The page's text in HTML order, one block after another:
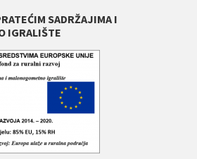
SADRŽAJIMA I
IGRALIŠTE